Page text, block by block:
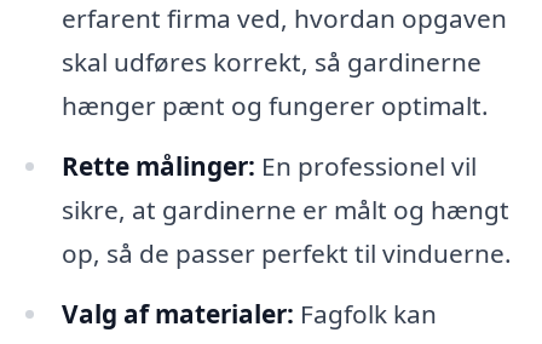
erfarent firma ved, hvordan opgaven
skal udføres korrekt, så gardinerne
hænger pænt og fungerer optimalt.
Rette målinger: En professionel vil
sikre, at gardinerne er målt og hængt
op, så de passer perfekt til vinduerne.
Valg af materialer: Fagfolk kan